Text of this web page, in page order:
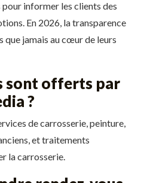
informer les clients des
En 2026, la transparence
que jamais au cœur de leurs
sont offerts par
?
de carrosserie, peinture,
et traitements
la carrosserie.